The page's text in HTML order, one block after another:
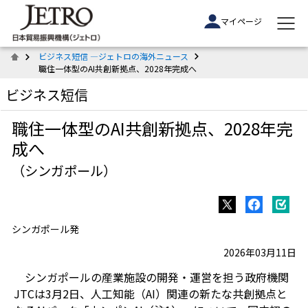
マイページ
ビジネス短信 ―ジェトロの海外ニュース
職住一体型のAI共創新拠点、2028年完成へ
ビジネス短信
職住一体型のAI共創新拠点、2028年完
成へ
（シンガポール）
シンガポール発
2026年03月11日
シンガポールの産業施設の開発・運営を担う政府機関
JTCは3月2日、人工知能（AI）関連の新たな共創拠点と